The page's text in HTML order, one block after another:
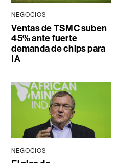
NEGOCIOS
Ventas de TSMC suben
45% ante fuerte
demanda de chips para
IA
NEGOCIOS